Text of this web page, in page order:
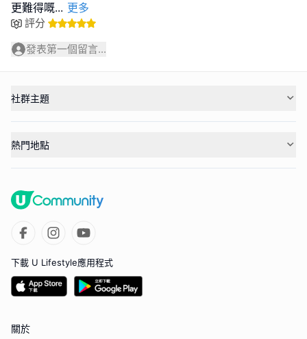
更難得嘅... 更多
評分
發表第一個留言...
社群主題
熱門地點
下載 U Lifestyle應用程式
關於